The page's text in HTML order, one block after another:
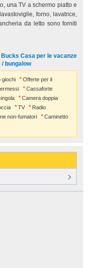
una TV a schermo piatto e
forno, lavatrice,
da letto sono forniti
Casa per le vacanze
bungalow
giochi
Offerte per il
Cassaforte
Camera doppia
TV
Radio
non-fumatori
Caminetto